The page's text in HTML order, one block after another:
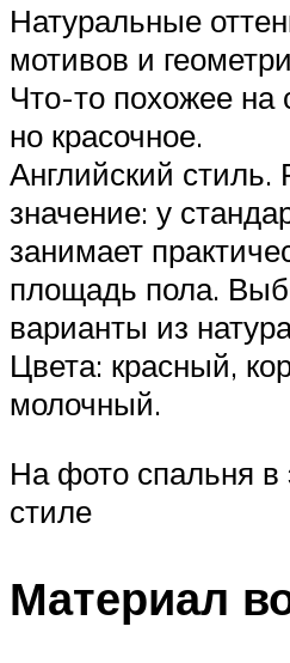
Натуральные
мотивов и
Что-то похожее на
но красочное.
Английский стиль.
значение: у
занимает
площадь пола.
варианты из
Цвета: красный,
молочный.
На фото спальня в
стиле
Материал